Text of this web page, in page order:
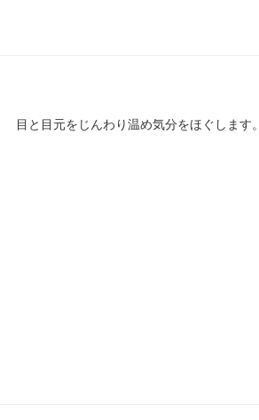
目と目元をじんわり温め気分をほぐします。